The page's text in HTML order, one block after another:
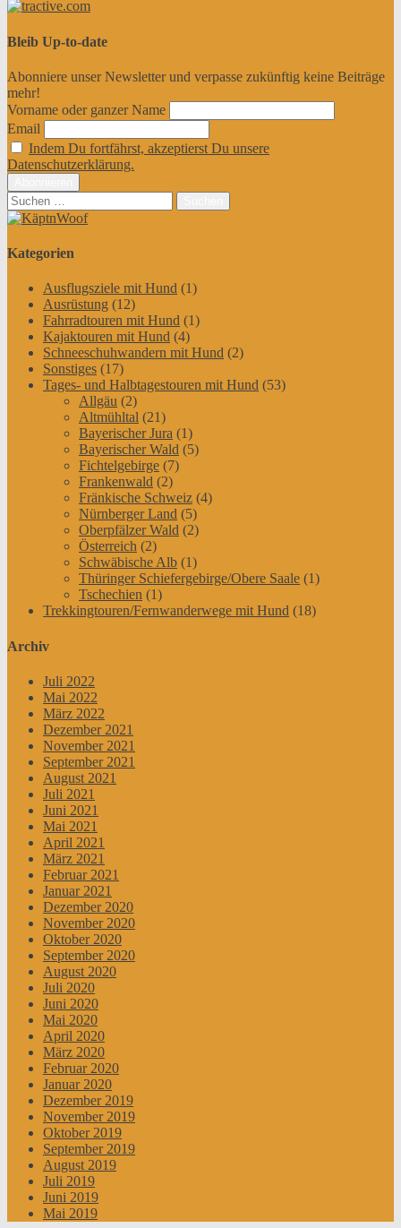
Bleib Up-to-date
Abonniere unser Newsletter und verpasse zukünftig keine Beiträge
mehr!
Vorname oder ganzer Name
Email
Indem Du fortfährst, akzeptierst Du unsere
Datenschutzerklärung.
Suchen
nach:
Kategorien
Ausflugsziele mit Hund (1)
Ausrüstung (12)
Fahrradtouren mit Hund (1)
Kajaktouren mit Hund (4)
Schneeschuhwandern mit Hund (2)
Sonstiges (17)
Tages- und Halbtagestouren mit Hund (53)
Allgäu (2)
Altmühltal (21)
Bayerischer Jura (1)
Bayerischer Wald (5)
Fichtelgebirge (7)
Frankenwald (2)
Fränkische Schweiz (4)
Nürnberger Land (5)
Oberpfälzer Wald (2)
Österreich (2)
Schwäbische Alb (1)
Thüringer Schiefergebirge/Obere Saale (1)
Tschechien (1)
Trekkingtouren/Fernwanderwege mit Hund (18)
Archiv
Juli 2022
Mai 2022
März 2022
Dezember 2021
November 2021
September 2021
August 2021
Juli 2021
Juni 2021
Mai 2021
April 2021
März 2021
Februar 2021
Januar 2021
Dezember 2020
November 2020
Oktober 2020
September 2020
August 2020
Juli 2020
Juni 2020
Mai 2020
April 2020
März 2020
Februar 2020
Januar 2020
Dezember 2019
November 2019
Oktober 2019
September 2019
August 2019
Juli 2019
Juni 2019
Mai 2019